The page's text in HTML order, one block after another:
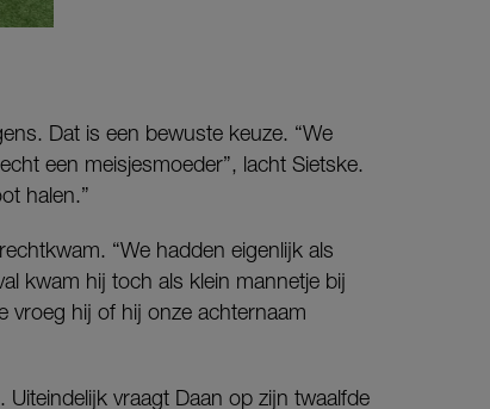
Dat is een bewuste keuze. “We
een meisjesmoeder”, lacht Sietske.
halen.”
“We hadden eigenlijk als
kwam hij toch als klein mannetje bij
vroeg hij of hij onze achternaam
vraagt Daan op zijn twaalfde